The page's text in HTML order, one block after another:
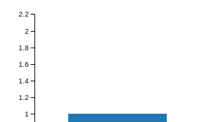
1
1.2
1.4
1.6
1.8
2
2.2